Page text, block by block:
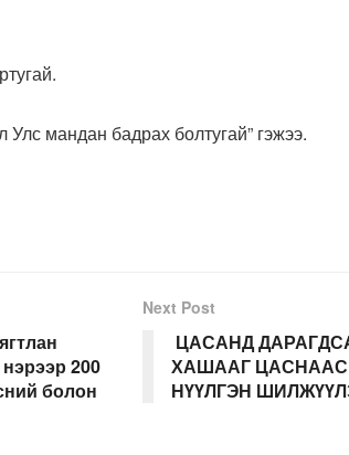
мандан бадрах болтугай” гэжээ.
200
болон
Next Post
ЦАСАНД
ХАШААГ ЦАСНААС
НҮҮЛГЭН